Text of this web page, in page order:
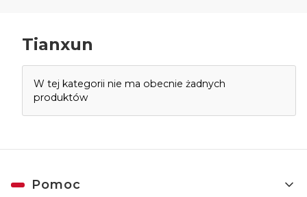
Tianxun
Lista produktów
W tej kategorii nie ma obecnie żadnych
produktów
Linki w stopce
Pomoc